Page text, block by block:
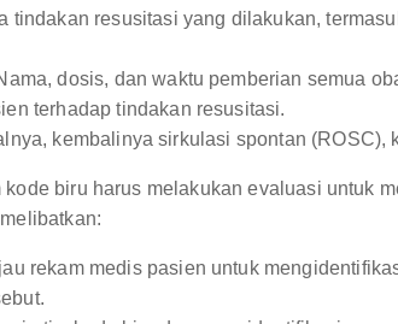
tindakan resusitasi yang dilakukan,
dosis, dan waktu pemberian semua
terhadap tindakan resusitasi.
kembalinya sirkulasi spontan (ROSC),
biru harus melakukan evaluasi untuk
rekam medis pasien untuk